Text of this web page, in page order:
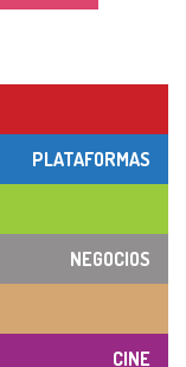
PLATAFORMAS
NEGOCIOS
CINE